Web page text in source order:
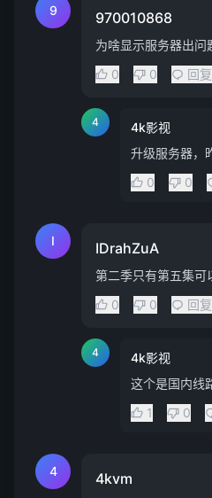
9 970010868
为啥显示服务器出问
0
0 回
4 4k影视
升级服务器，
0
0
I IDrahZuA
第二季只有第五集可
0
0 回
4 4k影视
这个是国内线
1
0
4 4kvm